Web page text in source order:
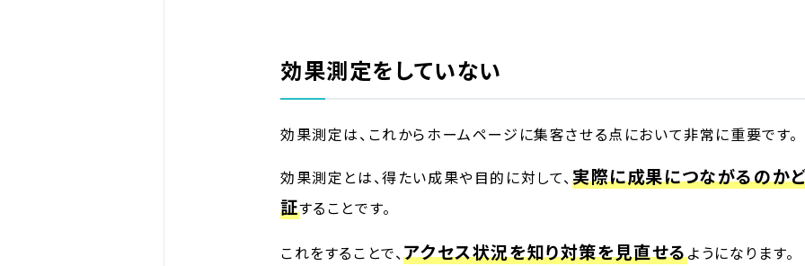
効果測定をしていない
効果測定は、これからホームページに集客させる点において非常に重要です。
効果測定とは、得たい成果や目的に対して、実際に成果につながるのか
証することです。
これをすることで、アクセス状況を知り対策を見直せるようになります。